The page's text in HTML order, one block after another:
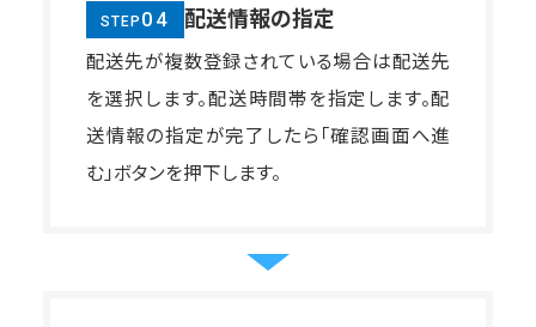
STEP 04 配送情報の指定
配送先が複数登録されている場合は配送先
を選択します。配送時間帯を指定します。配
送情報の指定が完了したら「確認画面へ進
む」ボタンを押下します。